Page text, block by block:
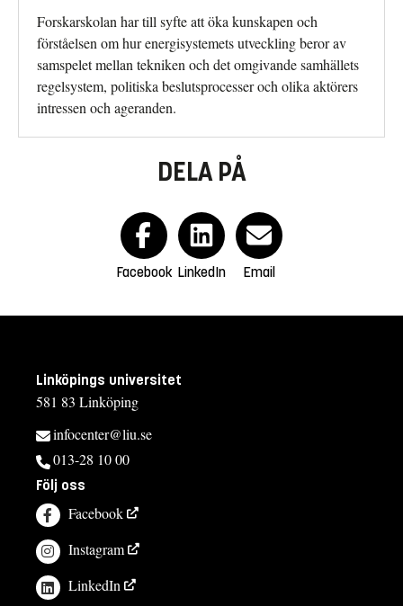
Forskarskolan har till syfte att öka kunskapen och
förståelsen om hur energisystemets utveckling beror av
samspelet mellan tekniken och det omgivande samhällets
regelsystem, politiska beslutsprocesser och olika aktörers
intressen och ageranden.
DELA PÅ
Facebook LinkedIn Email
Linköpings universitet
581 83 Linköping
infocenter@liu.se
013-28 10 00
Följ oss
Facebook
Instagram
LinkedIn